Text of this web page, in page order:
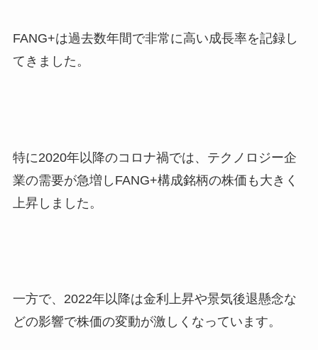
FANG+は過去数年間で非常に高い成長率を記録し
てきました。
特に2020年以降のコロナ禍では、テクノロジー企
業の需要が急増しFANG+構成銘柄の株価も大きく
上昇しました。
一方で、2022年以降は金利上昇や景気後退懸念な
どの影響で株価の変動が激しくなっています。